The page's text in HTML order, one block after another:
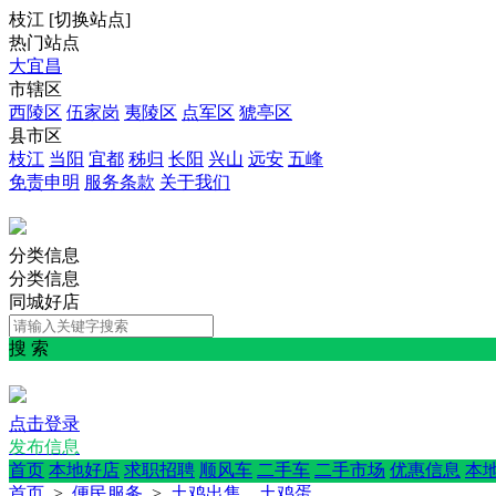
枝江 [切换站点]
热门站点
大宜昌
市辖区
西陵区 伍家岗 夷陵区 点军区 猇亭区
县市区
枝江 当阳 宜都 秭归 长阳 兴山 远安 五峰
免责申明 服务条款 关于我们
分类信息
分类信息
同城好店
搜 索
点击登录
发布信息
首页 本地好店 求职招聘 顺风车 二手车 二手市场 优惠信息 本